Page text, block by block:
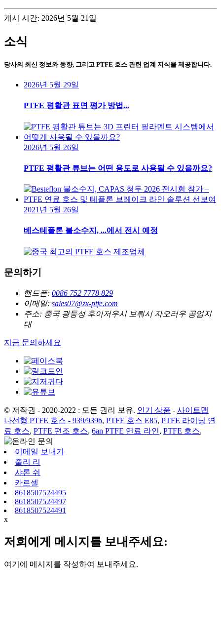
게시 시간: 2026년 5월 21일
소식
당사의 최신 정보와 동향, 그리고 PTFE 호스 관련 업계 지식을 제공합니다.
2026년 5월 29일
PTFE 평활관 표면 평가 방법...
2026년 5월 26일
PTFE 평활관 튜브는 어떤 용도로 사용될 수 있을까요?
2021년 5월 26일
베스테플론 불소수지, ...에서 전시 예정
문의하기
핸드폰: 0086 752 7778 829
이메일: sales07@zx-ptfe.com
주소: 중국 광둥성 후이저우시 보뤄시 자오러우 공업지
대
지금 문의하세요
© 저작권 - 2020-2022 : 모든 권리 보유. 인기 상품 - 사이트맵
나선형 PTFE 호스 - 939/939b, PTFE 호스 E85, PTFE 라이닝 연
료 호스, PTFE 편조 호스, 6an PTFE 연료 라인, PTFE 호스,
이메일 보내기
줄리 리
샤론 쉬
카르셀
8618507524495
8618507524497
8618507524491
x
저희에게 메시지를 보내주세요:
여기에 메시지를 작성하여 보내주세요.